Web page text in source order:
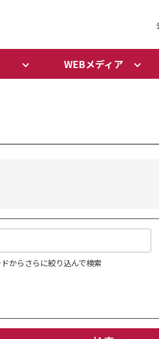
WEBメディア
からさらに絞り込んで検索